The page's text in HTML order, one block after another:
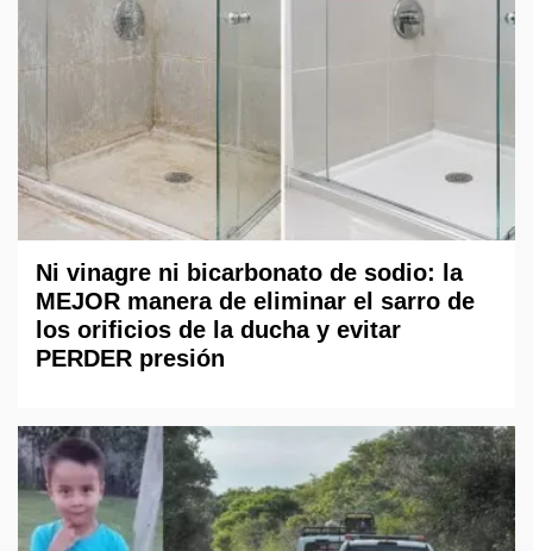
Ni vinagre ni bicarbonato de sodio: la
MEJOR manera de eliminar el sarro de
los orificios de la ducha y evitar
PERDER presión